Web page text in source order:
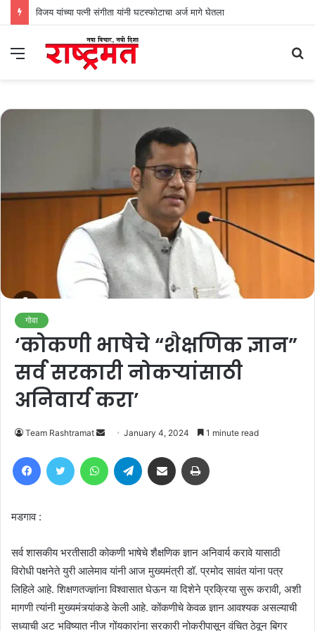
विजय यांच्या पत्नी संगीता यांनी घटस्फोटाचा अर्ज मागे घेतला
Menu
गोवा
‘कोकणी भाषेचे “शैक्षणिक ज्ञान”
सर्व सरकारी नोकऱ्यांसाठी
अनिवार्य करा’
Team Rashtramat
Send
email
January 4, 2024 1 minute read
FacebookTwitter WhatsAppTelegram Share via Email
मडगाव :
सर्व शासकीय भरतीसाठी कोकणी भाषेचे शैक्षणिक ज्ञान अनिवार्य करावे यासाठी
विरोधी पक्षनेते युरी आलेमाव यांनी आज मुख्यमंत्री डॉ. प्रमोद सावंत यांना पत्र
लिहिले आहे. शिक्षणतज्ज्ञांना विश्वासात घेऊन या दिशेने प्रक्रिया सुरू करावी, अशी
मागणी त्यांनी मुख्यमंत्र्यांकडे केली आहे. कोंकणीचे केवळ ज्ञान आवश्यक असल्याची
सध्याची अट भविष्यात नीज गोंयकारांना सरकारी नोकरीपासून वंचित ठेवून बिगर